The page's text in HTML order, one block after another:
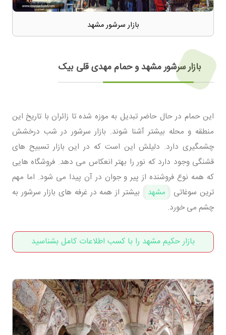
بازار سرشور مشهد
بازار سرشور مشهد و حمام مهدی قلی بیک
این حمام در حال حاضر تبدیل به موزه شده تا زائران با تاریخ این
منطقه و محله بیشتر آشنا شوند. بازار سرشور در شب درخشش
چشمگیری دارد. دلیلش این است که در این بازار تسبیح های
قشنگی وجود دارد که نور را بهتر انعکاس می دهد. فروشگاه هایی
که همه نوع فروشنده از پیر و جوان در آن پیدا می شود. اما مهم
ترین سوغاتی
مشهد
بیشتر از همه در غرفه های بازار سرشور به
چشم می خورد.
بازار حکیم مشهد را با کسب اطلاعات کامل بشناسید